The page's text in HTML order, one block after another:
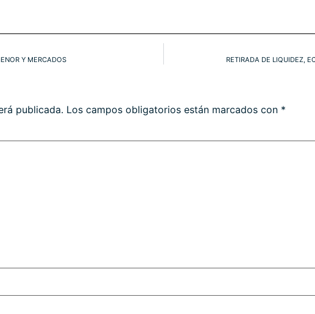
Y MERCADOS RETIRADA DE LIQUIDEZ,
publicada. Los campos obligatorios están marcados con *